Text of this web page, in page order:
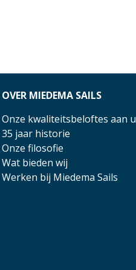
OVER MIEDEMA SAILS
Onze kwaliteitsbeloftes aan u
35 jaar historie
Onze filosofie
Wat bieden wij
Werken bij Miedema Sails